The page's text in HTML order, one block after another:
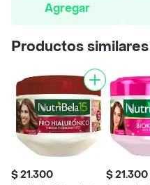
Agregar
Productos
$ 21.300 $ 21.300